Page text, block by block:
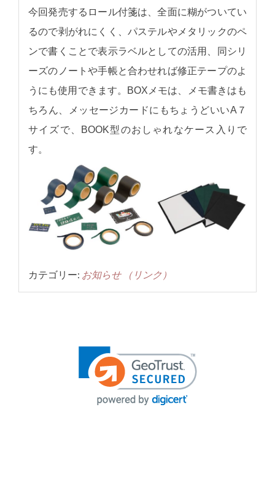
今回発売するロール付箋は、全面に糊がついてい
るので剥がれにくく、パステルやメタリックのペ
ンで書くことで表示ラベルとしての活用、同シリ
ーズのノートや手帳と合わせれば修正テープのよ
うにも使用できます。BOXメモは、メモ書きはも
ちろん、メッセージカードにもちょうどいいA７
サイズで、BOOK型のおしゃれなケース入りで
す。
カテゴリー: お知らせ （リンク）